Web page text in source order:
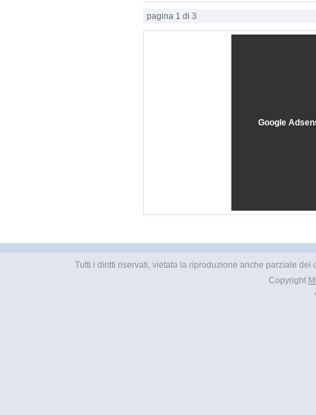
pagina 1 di 3
Google
Tutti i diritti riservati, vietata la riproduzione anche parziale
Copyright